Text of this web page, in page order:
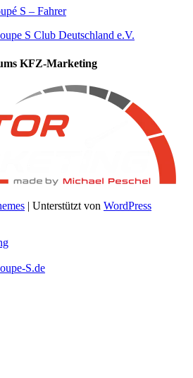
S – Fahrer
KFZ-Marketing
| Unterstützt von WordPress
S.de